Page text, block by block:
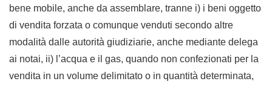
bene mobile, anche da assemblare, tranne i) i beni oggetto
di vendita forzata o comunque venduti secondo altre
modalità dalle autorità giudiziarie, anche mediante delega
ai notai, ii) l’acqua e il gas, quando non confezionati per la
vendita in un volume delimitato o in quantità determinata,